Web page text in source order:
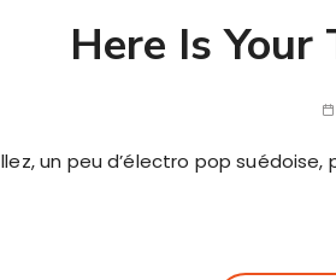
Here Is Your
llez, un peu d’électro pop suédoise,